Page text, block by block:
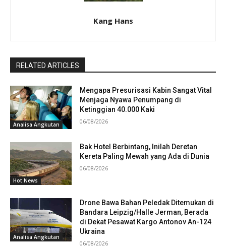
Kang Hans
RELATED ARTICLES
Analisa Angkutan
Mengapa Presurisasi Kabin Sangat Vital
Menjaga Nyawa Penumpang di
Ketinggian 40.000 Kaki
06/08/2026
Hot News
Bak Hotel Berbintang, Inilah Deretan
Kereta Paling Mewah yang Ada di Dunia
06/08/2026
Analisa Angkutan
Drone Bawa Bahan Peledak Ditemukan di
Bandara Leipzig/Halle Jerman, Berada
di Dekat Pesawat Kargo Antonov An-124
Ukraina
06/08/2026